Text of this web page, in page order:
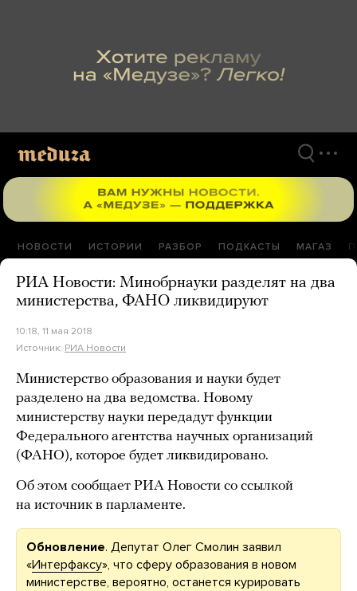
НОВОСТИ ИСТОРИИ РАЗБОР ПОДКАСТЫ МАГАЗ
РИА Новости: Минобрнауки разделят на два
министерства, ФАНО ликвидируют
10:18, 11 мая 2018
Источник: РИА Новости
Министерство образования и науки будет
разделено на два ведомства. Новому
министерству науки передадут функции
Федерального агентства научных организаций
(ФАНО), которое будет ликвидировано.
Об этом сообщает РИА Новости со ссылкой
на источник в парламенте.
Обновление. Депутат Олег Смолин заявил
«Интерфаксу», что сферу образования в новом
министерстве, вероятно, останется курировать